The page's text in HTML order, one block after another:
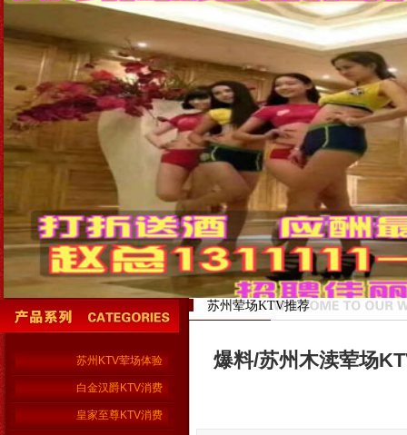
苏州KTV荤场体验
白金汉爵KTV消费
皇家至尊KTV消费
苏州荤场KTV推荐
爆料/苏州木渎荤场